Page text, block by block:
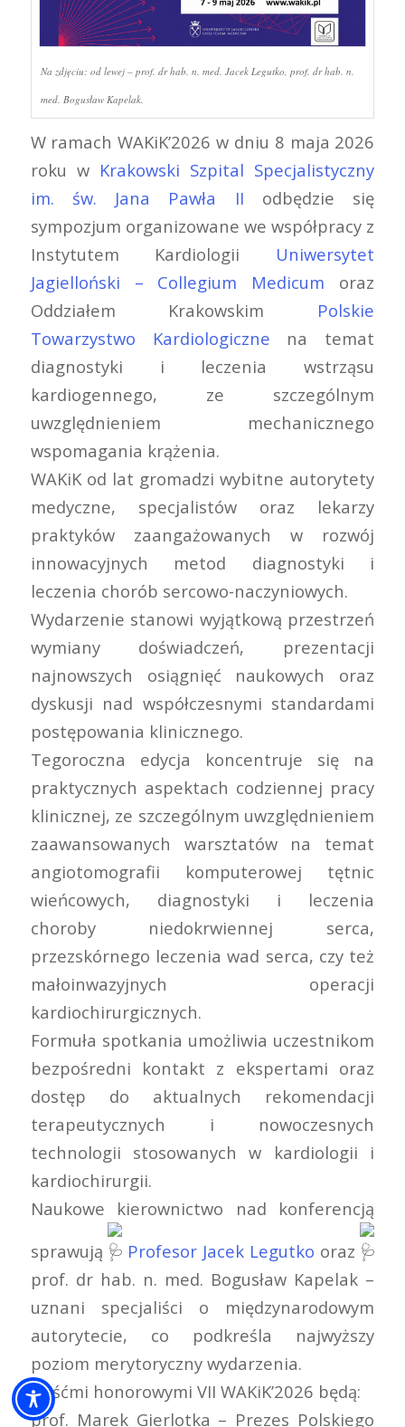
Na zdjęciu: od lewej – prof. dr hab. n. med. Jacek Legutko, prof. dr hab. n.
med. Bogusław Kapelak.
W ramach WAKiK’2026 w dniu 8 maja 2026
roku w Krakowski Szpital Specjalistyczny
im. św. Jana Pawła II odbędzie się
sympozjum organizowane we współpracy z
Instytutem Kardiologii Uniwersytet
Jagielloński – Collegium Medicum oraz
Oddziałem Krakowskim Polskie
Towarzystwo Kardiologiczne na temat
diagnostyki i leczenia wstrząsu
kardiogennego, ze szczególnym
uwzględnieniem mechanicznego
wspomagania krążenia.
WAKiK od lat gromadzi wybitne autorytety
medyczne, specjalistów oraz lekarzy
praktyków zaangażowanych w rozwój
innowacyjnych metod diagnostyki i
leczenia chorób sercowo-naczyniowych.
Wydarzenie stanowi wyjątkową przestrzeń
wymiany doświadczeń, prezentacji
najnowszych osiągnięć naukowych oraz
dyskusji nad współczesnymi standardami
postępowania klinicznego.
Tegoroczna edycja koncentruje się na
praktycznych aspektach codziennej pracy
klinicznej, ze szczególnym uwzględnieniem
zaawansowanych warsztatów na temat
angiotomografii komputerowej tętnic
wieńcowych, diagnostyki i leczenia
choroby niedokrwiennej serca,
przezskórnego leczenia wad serca, czy też
małoinwazyjnych operacji
kardiochirurgicznych.
Formuła spotkania umożliwia uczestnikom
bezpośredni kontakt z ekspertami oraz
dostęp do aktualnych rekomendacji
terapeutycznych i nowoczesnych
technologii stosowanych w kardiologii i
kardiochirurgii.
Naukowe kierownictwo nad konferencją
sprawują
Profesor Jacek Legutko oraz
prof. dr hab. n. med. Bogusław Kapelak –
uznani specjaliści o międzynarodowym
autorytecie, co podkreśla najwyższy
poziom merytoryczny wydarzenia.
Gośćmi honorowymi VII WAKiK’2026 będą:
prof. Marek Gierlotka – Prezes Polskiego